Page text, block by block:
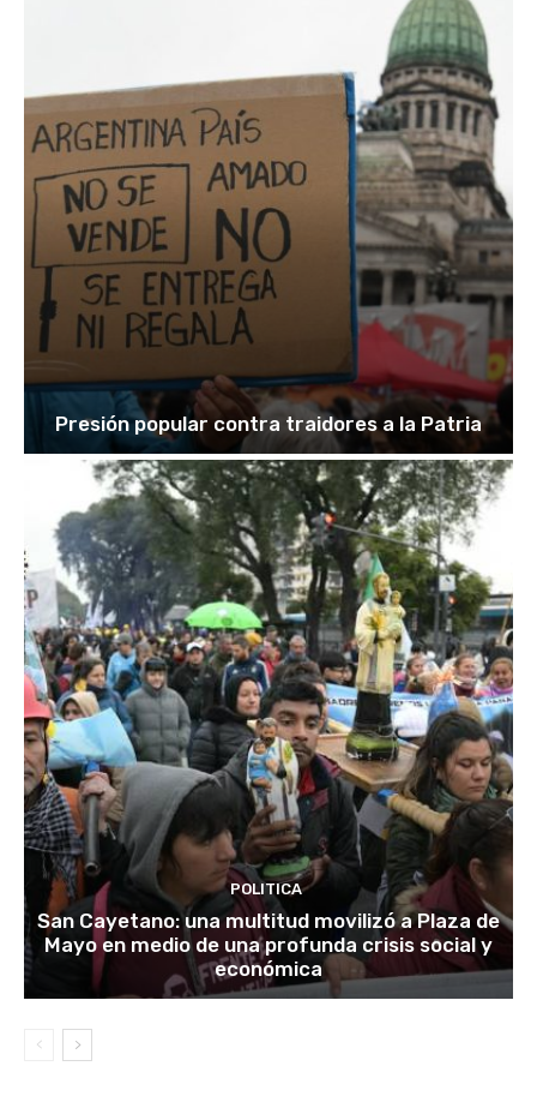
Presión popular contra traidores a la Patria
POLITICA
San Cayetano: una multitud movilizó a Plaza de
Mayo en medio de una profunda crisis social y
económica